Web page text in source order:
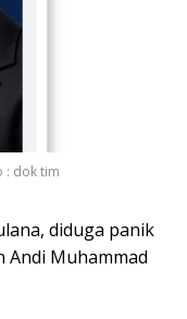
: dok tim
diduga panik
Andi Muhammad